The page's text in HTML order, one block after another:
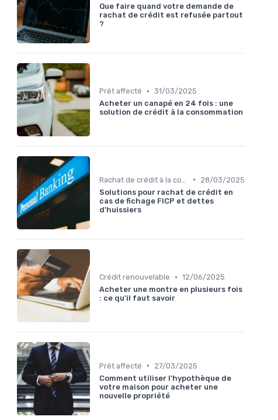
Que faire quand votre demande de
rachat de crédit est refusée partout
?
Prêt affecté • 31/03/2025
Acheter un canapé en 24 fois : une
solution de crédit à la consommation
•
28/03/2025
Solutions pour rachat de crédit en
cas de fichage FICP et dettes
d'huissiers
Crédit renouvelable • 12/06/2025
Acheter une montre en plusieurs fois
: ce qu'il faut savoir
Prêt affecté •
27/03/2025
Comment utiliser l'hypothèque de
votre maison pour acheter une
nouvelle propriété